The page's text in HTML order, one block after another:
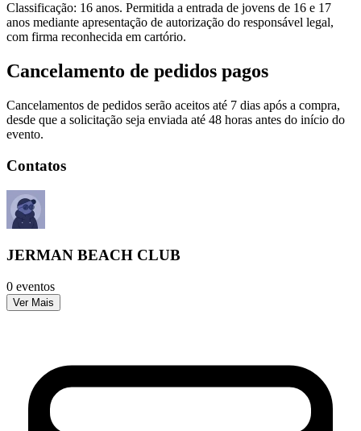
Classificação: 16 anos. Permitida a entrada de jovens de 16 e 17
anos mediante apresentação de autorização do responsável legal,
com firma reconhecida em cartório.
Cancelamento de pedidos pagos
Cancelamentos de pedidos serão aceitos até 7 dias após a compra,
desde que a solicitação seja enviada até 48 horas antes do início do
evento.
Contatos
JERMAN BEACH CLUB
0 eventos
Ver Mais